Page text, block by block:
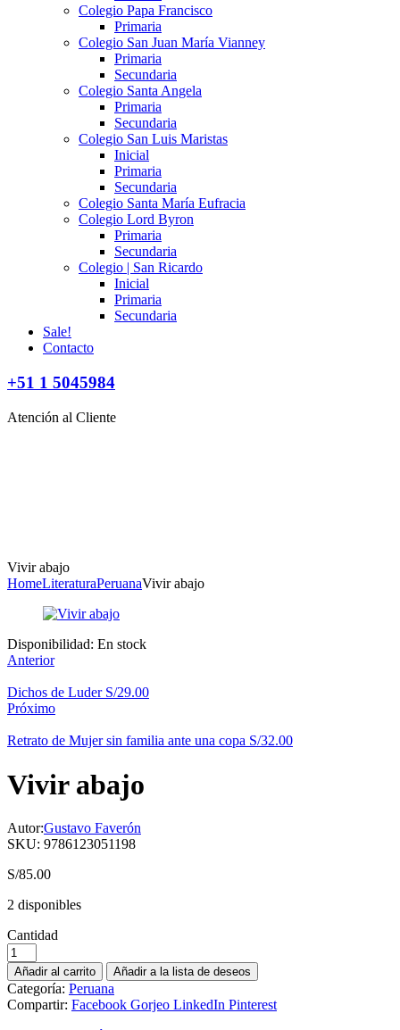
Colegio Papa Francisco
Primaria
Colegio San Juan María Vianney
Primaria
Secundaria
Colegio Santa Angela
Primaria
Secundaria
Colegio San Luis Maristas
Inicial
Primaria
Secundaria
Colegio Santa María Eufracia
Colegio Lord Byron
Primaria
Secundaria
Colegio | San Ricardo
Inicial
Primaria
Secundaria
Sale!
Contacto
+51 1 5045984
Atención al Cliente
Vivir abajo
HomeLiteraturaPeruanaVivir abajo
Disponibilidad: En stock
Anterior
Dichos de Luder S/29.00
Próximo
Retrato de Mujer sin familia ante una copa S/32.00
Vivir abajo
Autor:Gustavo Faverón
SKU: 9786123051198
S/85.00
2 disponibles
Cantidad
Añadir al carrito Añadir a la lista de deseos
Categoría: Peruana
Compartir: Facebook Gorjeo LinkedIn Pinterest